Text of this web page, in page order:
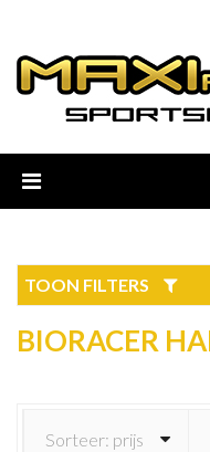
TOON FILTERS
BIORACER